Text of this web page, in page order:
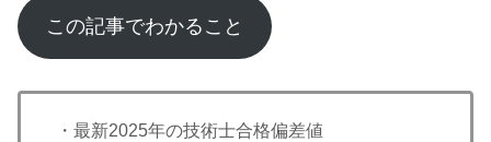
この記事でわかること
・最新2025年の技術士合格偏差値